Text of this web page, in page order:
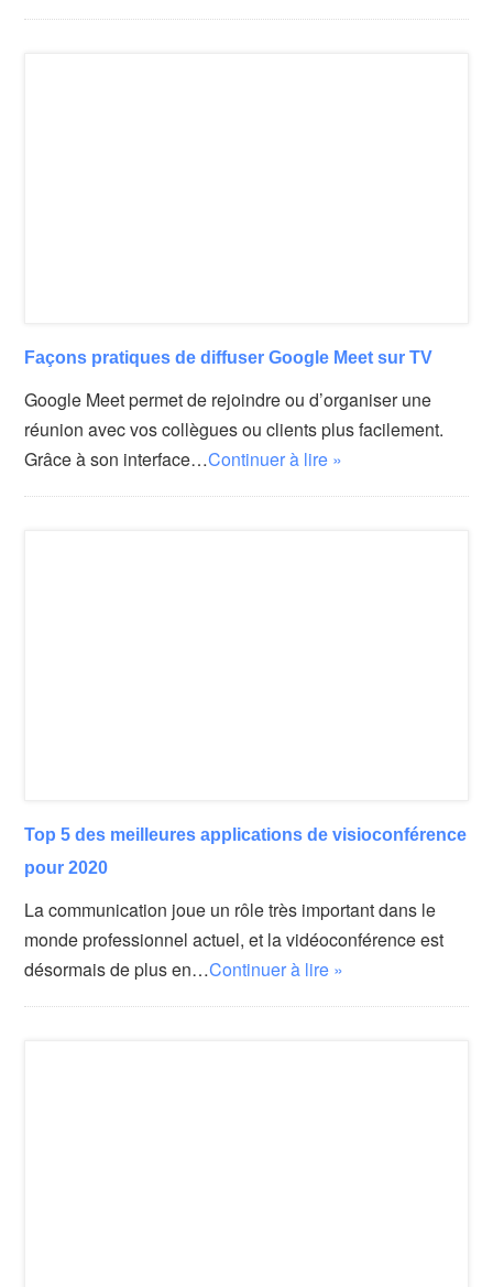
Façons pratiques de diffuser Google Meet sur TV
Google Meet permet de rejoindre ou d’organiser une
réunion avec vos collègues ou clients plus facilement.
Grâce à son interface…Continuer à lire »
Top 5 des meilleures applications de visioconférence
pour 2020
La communication joue un rôle très important dans le
monde professionnel actuel, et la vidéoconférence est
désormais de plus en…Continuer à lire »